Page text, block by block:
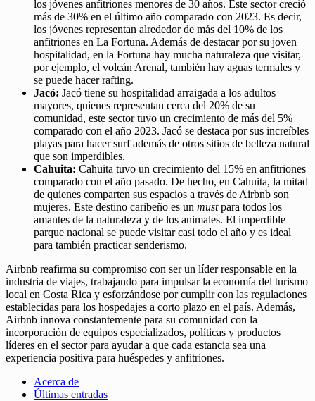
los jóvenes anfitriones menores de 30 años. Este sector creció
más de 30% en el último año comparado con 2023. Es decir,
los jóvenes representan alrededor de más del 10% de los
anfitriones en La Fortuna. Además de destacar por su joven
hospitalidad, en la Fortuna hay mucha naturaleza que visitar,
por ejemplo, el volcán Arenal, también hay aguas termales y
se puede hacer rafting.
Jacó: Jacó tiene su hospitalidad arraigada a los adultos
mayores, quienes representan cerca del 20% de su
comunidad, este sector tuvo un crecimiento de más del 5%
comparado con el año 2023. Jacó se destaca por sus increíbles
playas para hacer surf además de otros sitios de belleza natural
que son imperdibles.
Cahuita: Cahuita tuvo un crecimiento del 15% en anfitriones
comparado con el año pasado. De hecho, en Cahuita, la mitad
de quienes comparten sus espacios a través de Airbnb son
mujeres. Este destino caribeño es un mustpara todos los
amantes de la naturaleza y de los animales. El imperdible
parque nacional se puede visitar casi todo el año y es ideal
para también practicar senderismo.
Airbnb reafirma su compromiso con ser un líder responsable en la
industria de viajes, trabajando para impulsar la economía del turismo
local en Costa Rica y esforzándose por cumplir con las regulaciones
establecidas para los hospedajes a corto plazo en el país. Además,
Airbnb innova constantemente para su comunidad con la
incorporación de equipos especializados, políticas y productos
líderes en el sector para ayudar a que cada estancia sea una
experiencia positiva para huéspedes y anfitriones.
Acerca de
Últimas entradas